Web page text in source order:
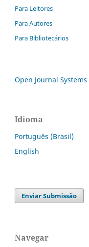
Para Leitores
Para Autores
Para Bibliotecários
Open Journal Systems
Idioma
Português (Brasil)
English
Enviar Submissão
Navegar